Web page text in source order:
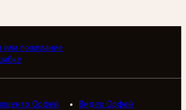
или пожелание
Орфей
Видео Орфей